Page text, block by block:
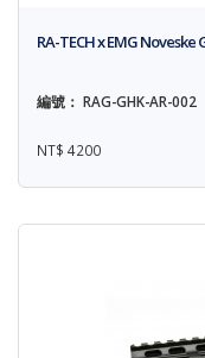
RA-TECH x EMG Noveske
編號： RAG-GHK-AR-002
NT$ 4200